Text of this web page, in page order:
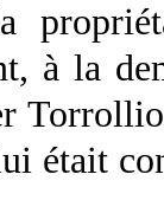
à la
était